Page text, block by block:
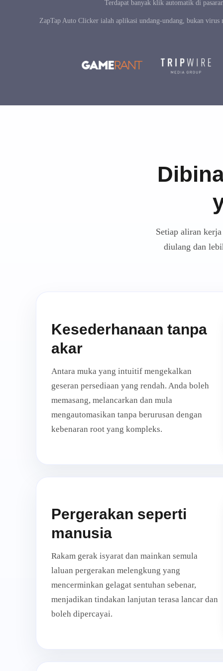
Terdapat banyak klik automatik di
ZapTap Auto Clicker ialah aplikasi undang-undang, bukan
Setiap aliran
diulang dan
Kesederhanaan tanpa
akar
Antara muka yang intuitif mengekalkan
geseran persediaan yang rendah. Anda boleh
memasang, melancarkan dan mula
mengautomasikan tanpa berurusan dengan
kebenaran root yang kompleks.
Pergerakan seperti
manusia
Rakam gerak isyarat dan mainkan semula
laluan pergerakan melengkung yang
mencerminkan gelagat sentuhan sebenar,
menjadikan tindakan lanjutan terasa lancar dan
boleh dipercayai.